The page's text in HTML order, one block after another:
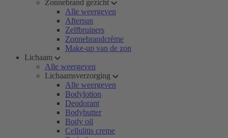
Zonnebrand gezicht
Alle weergeven
Aftersun
Zelfbruiners
Zonnebrandcrème
Make-up van de zon
Lichaam
Alle weergeven
Lichaamsverzorging
Alle weergeven
Bodylotion
Deodorant
Bodybutter
Body oil
Cellulitis creme